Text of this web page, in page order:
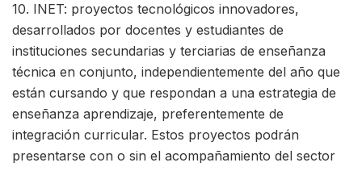
10. INET: proyectos tecnológicos innovadores,
desarrollados por docentes y estudiantes de
instituciones secundarias y terciarias de enseñanza
técnica en conjunto, independientemente del año que
están cursando y que respondan a una estrategia de
enseñanza aprendizaje, preferentemente de
integración curricular. Estos proyectos podrán
presentarse con o sin el acompañamiento del sector